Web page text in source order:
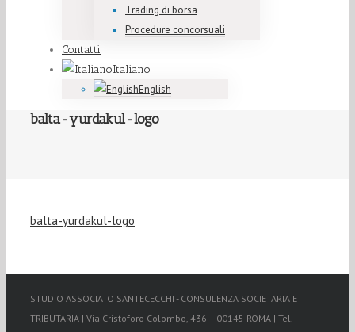
Trading di borsa
Procedure concorsuali
Contatti
Italiano
English
balta-yurdakul-logo
balta-yurdakul-logo
STUDIO ASSOCIATO SANTECECCHI - CONSULENZA SOCIETARIA E
TRIBUTARIA | Via Cristoforo Colombo, 436 – 00145 ROMA | Tel.